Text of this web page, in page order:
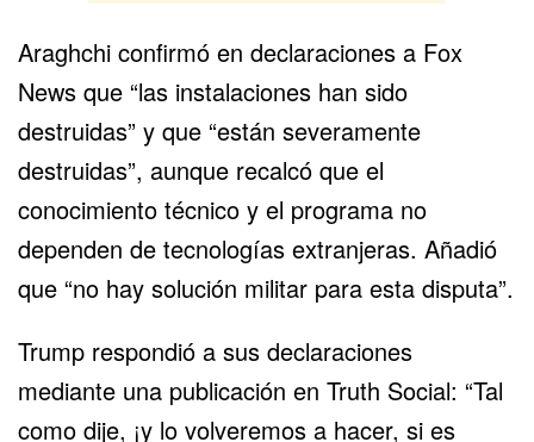
Araghchi confirmó en declaraciones a Fox
News que “las instalaciones han sido
destruidas” y que “están severamente
destruidas”, aunque recalcó que el
conocimiento técnico y el programa no
dependen de tecnologías extranjeras. Añadió
que “no hay solución militar para esta disputa”.
Trump respondió a sus declaraciones
mediante una publicación en Truth Social: “Tal
como dije, ¡y lo volveremos a hacer, si es